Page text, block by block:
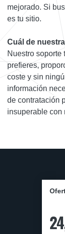
mejorado. Si
es tu sitio.
Cuál de
Nuestro soporte
prefieres,
coste y sin
información
de contratación
insuperable con